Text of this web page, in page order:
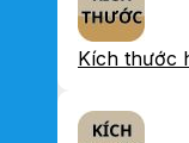
Kích thước